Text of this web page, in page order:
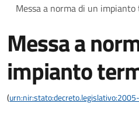
Messa a norma di un
Messa a
impianto
(